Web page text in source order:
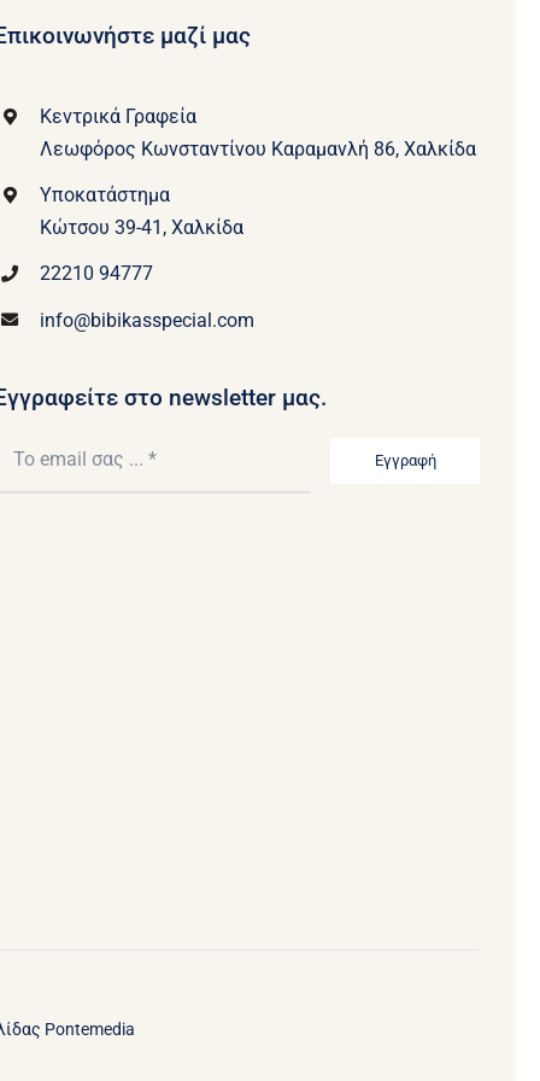
μαζί μας
Κεντρικά Γραφεία
Λεωφόρος Κωνσταντίνου Καραμανλή 86, Χαλκίδα
Υποκατάστημα
Κώτσου 39-41, Χαλκίδα
22210 94777
info@bibikasspecial.com
στο newsletter μας.
Εγγραφή
Pontemedia